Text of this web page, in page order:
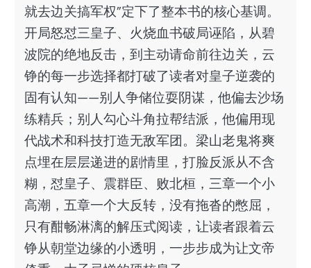
就去边关搞军权”定下了整本书的核心基调。
开局怒怼三皇子、火烧血书破局诬陷，从碧
波院的绝地反击，到主动请命前往边关，云
铮的每一步选择都打破了读者对皇子逆袭的
固有认知——别人争储位耍阴谋，他偏去沙场
练精兵；别人勾心斗角拉帮结派，他偏用现
代战术和科技打造无敌军团。梁山老鬼将爽
点埋在层层递进的剧情里，打脸反派从不含
糊，怼皇子、震群臣、败北桓，三章一个小
高潮，五章一个大反转，没有拖沓的憋屈，
只有酣畅淋漓的解压式阅读，让读者跟着云
铮从朝堂边缘的小透明，一步步成为让文帝